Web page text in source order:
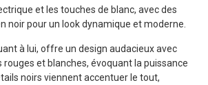
et les touches de blanc, avec des
noir pour un look dynamique et moderne.
à lui, offre un design audacieux avec
rouges et blanches, évoquant la puissance
noirs viennent accentuer le tout,